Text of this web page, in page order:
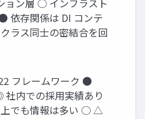
依存関係は DI コンテ
ラス同士の密結合を回
フレームワーク ●
内での採用実績あり
でも情報は多い ○ △